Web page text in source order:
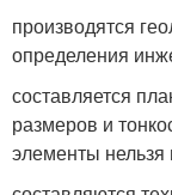
производятся
определения
составляется
размеров и
элементы нельзя